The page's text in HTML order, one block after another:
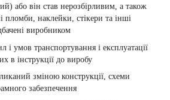
або він став нерозбірливим, а також
пломби, наклейки, стікери та інші
виробником
умов транспортування і експлуатації
в інструкції до виробу
зміною конструкції, схеми
забезпечення